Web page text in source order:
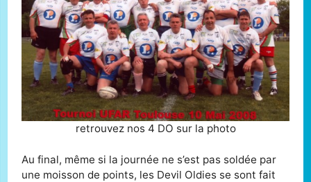
retrouvez nos 4 DO sur la photo
Au final, même si la journée ne s’est pas soldée par
une moisson de points, les Devil Oldies se sont fait